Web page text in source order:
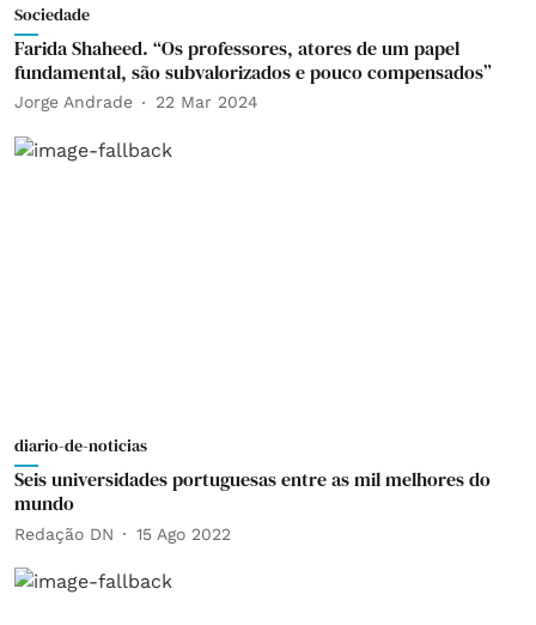
Sociedade
Farida Shaheed. “Os professores, atores de um papel
fundamental, são subvalorizados e pouco compensados”
Jorge Andrade 22 Mar 2024
diario-de-noticias
Seis universidades portuguesas entre as mil melhores do
mundo
Redação DN 15 Ago 2022